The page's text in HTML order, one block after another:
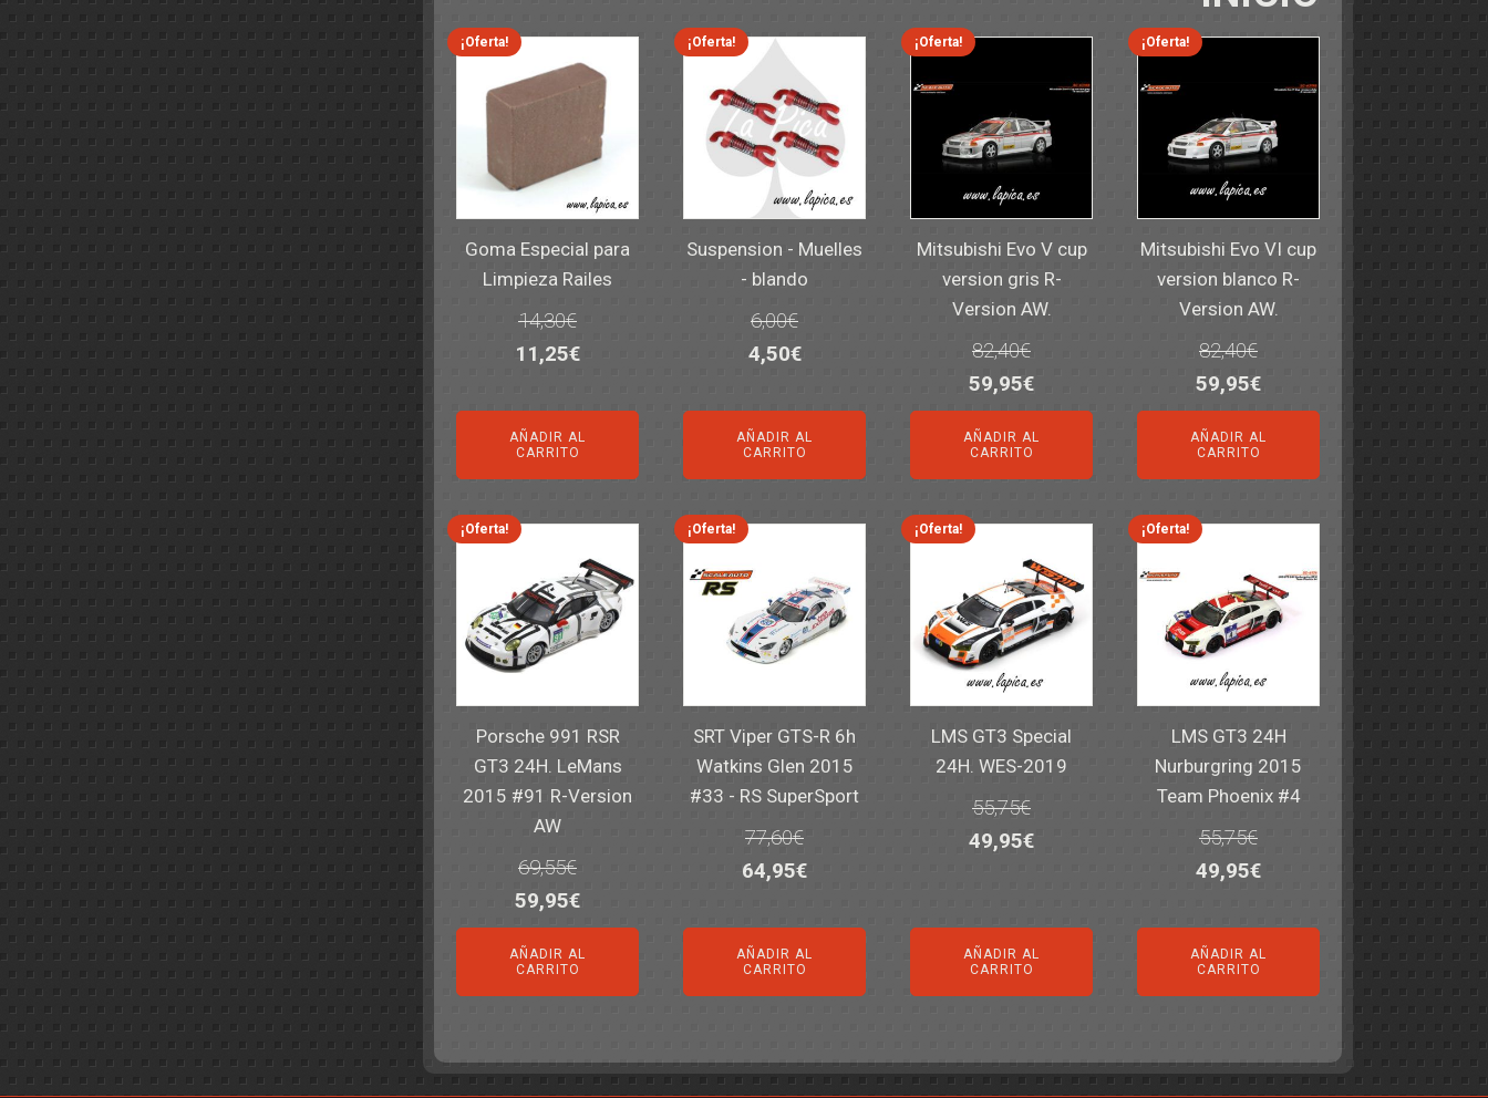
¡Oferta!
Goma Especial para
Limpieza Railes
14,30€
El
original
era:
14,30€.
11,25€El
actual
11,25€.
AÑADIR AL
CARRITO
¡Oferta!
Suspension - Muelles
- blando
6,00€
El
original
era:
6,00€.
4,50€El
actual
es:
4,50€.
AÑADIR AL
CARRITO
¡Oferta!
Mitsubishi Evo V cup
version gris R-
Version AW.
82,40€
El
precio
original
era:
82,40€.
59,95€El
precio
actual
es:
AÑADIR AL
CARRITO
¡Oferta!
Mitsubishi Evo VI cup
version blanco R-
Version AW.
82,40€
El
precio
original
era:
82,40€.
59,95€El
precio
actual
es:
AÑADIR AL
CARRITO
¡Oferta!
Porsche 991 RSR
GT3 24H. LeMans
2015 #91 R-Version
AW
69,55€
El
precio
original
era:
59,95€El
precio
actual
es:
AÑADIR AL
CARRITO
¡Oferta!
SRT Viper GTS-R 6h
Watkins Glen 2015
#33 - RS SuperSport
77,60€
El
original
era:
77,60€.
64,95€El
actual
64,95€.
AÑADIR AL
CARRITO
¡Oferta!
LMS GT3 Special
24H. WES-2019
55,75€
El
55,75€.
49,95€El
AÑADIR AL
CARRITO
¡Oferta!
LMS GT3 24H
Nurburgring 2015
Team Phoenix #4
55,75€
El
original
era:
55,75€.
49,95€El
actual
49,95€.
AÑADIR AL
CARRITO